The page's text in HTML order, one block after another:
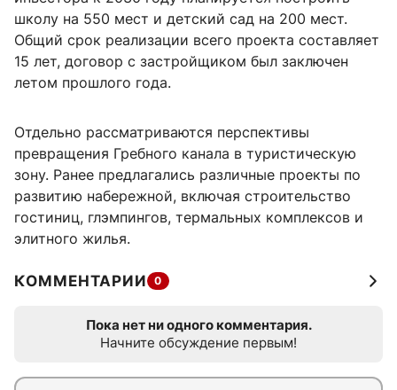
школу на 550 мест и детский сад на 200 мест.
Общий срок реализации всего проекта составляет
15 лет, договор с застройщиком был заключен
летом прошлого года.
Отдельно рассматриваются перспективы
превращения Гребного канала в туристическую
зону. Ранее предлагались различные проекты по
развитию набережной, включая строительство
гостиниц, глэмпингов, термальных комплексов и
элитного жилья.
КОММЕНТАРИИ 0
Пока нет ни одного комментария.
Начните обсуждение первым!